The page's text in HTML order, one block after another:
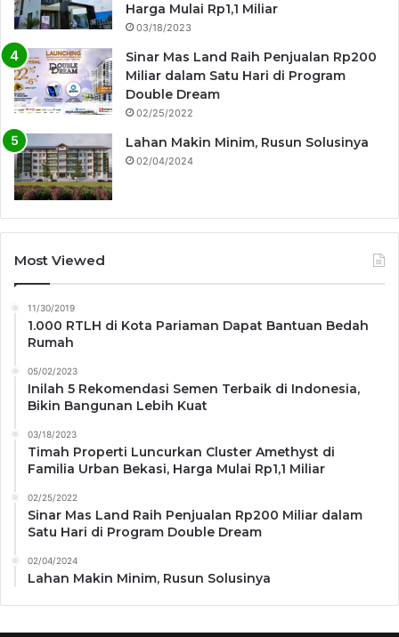
Harga Mulai Rp1,1 Miliar
03/18/2023
Sinar Mas Land Raih Penjualan Rp200
Miliar dalam Satu Hari di Program
Double Dream
02/25/2022
Lahan Makin Minim, Rusun Solusinya
02/04/2024
Most Viewed
11/30/2019
1.000 RTLH di Kota Pariaman Dapat Bantuan Bedah
Rumah
05/02/2023
Inilah 5 Rekomendasi Semen Terbaik di Indonesia,
Bikin Bangunan Lebih Kuat
03/18/2023
Timah Properti Luncurkan Cluster Amethyst di
Familia Urban Bekasi, Harga Mulai Rp1,1 Miliar
02/25/2022
Sinar Mas Land Raih Penjualan Rp200 Miliar dalam
Satu Hari di Program Double Dream
02/04/2024
Lahan Makin Minim, Rusun Solusinya